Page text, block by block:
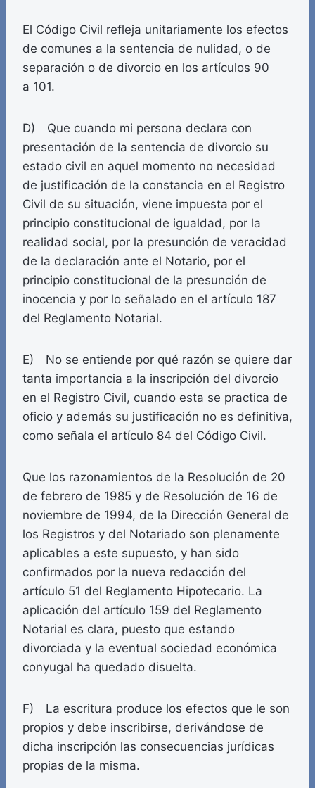
El Código Civil refleja unitariamente los efectos
de comunes a la sentencia de nulidad, o de
separación o de divorcio en los artículos 90
a 101.
D) Que cuando mi persona declara con
presentación de la sentencia de divorcio su
estado civil en aquel momento no necesidad
de justificación de la constancia en el Registro
Civil de su situación, viene impuesta por el
principio constitucional de igualdad, por la
realidad social, por la presunción de veracidad
de la declaración ante el Notario, por el
principio constitucional de la presunción de
inocencia y por lo señalado en el artículo 187
del Reglamento Notarial.
E) No se entiende por qué razón se quiere dar
tanta importancia a la inscripción del divorcio
en el Registro Civil, cuando esta se practica de
oficio y además su justificación no es definitiva,
como señala el artículo 84 del Código Civil.
Que los razonamientos de la Resolución de 20
de febrero de 1985 y de Resolución de 16 de
noviembre de 1994, de la Dirección General de
los Registros y del Notariado son plenamente
aplicables a este supuesto, y han sido
confirmados por la nueva redacción del
artículo 51 del Reglamento Hipotecario. La
aplicación del artículo 159 del Reglamento
Notarial es clara, puesto que estando
divorciada y la eventual sociedad económica
conyugal ha quedado disuelta.
F) La escritura produce los efectos que le son
propios y debe inscribirse, derivándose de
dicha inscripción las consecuencias jurídicas
propias de la misma.